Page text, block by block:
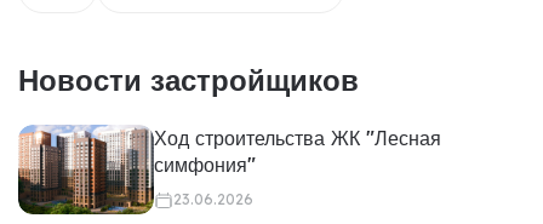
Новости застройщиков
Ход строительства ЖК "Лесная
симфония"
23.06.2026